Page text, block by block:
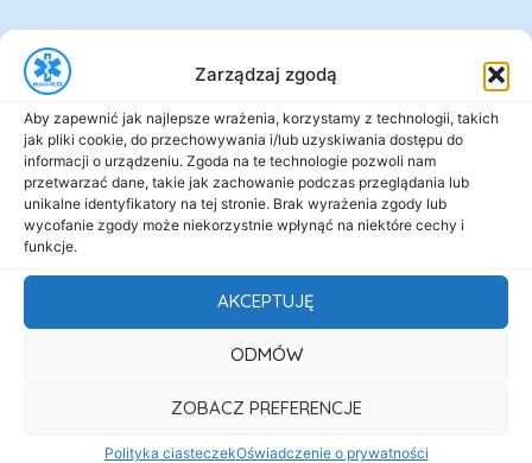
Zarządzaj zgodą
Aby zapewnić jak najlepsze wrażenia, korzystamy z technologii, takich
jak pliki cookie, do przechowywania i/lub uzyskiwania dostępu do
informacji o urządzeniu. Zgoda na te technologie pozwoli nam
przetwarzać dane, takie jak zachowanie podczas przeglądania lub
unikalne identyfikatory na tej stronie. Brak wyrażenia zgody lub
wycofanie zgody może niekorzystnie wpłynąć na niektóre cechy i
funkcje.
AKCEPTUJĘ
ODMÓW
ZOBACZ PREFERENCJE
Polityka ciasteczekOświadczenie o prywatności